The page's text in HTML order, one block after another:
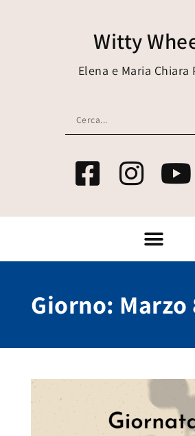
Witty
Elena e Maria Chiara
Giorno: Marzo